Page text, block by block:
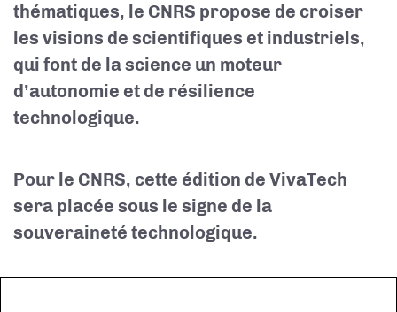
thématiques, le CNRS propose de croiser
les visions de scientifiques et industriels,
qui font de la science un moteur
d’autonomie et de résilience
technologique.
Pour le CNRS, cette édition de VivaTech
sera placée sous le signe de la
souveraineté technologique.